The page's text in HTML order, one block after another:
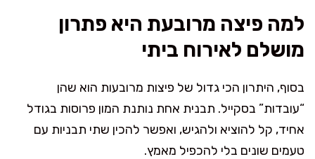
למה פיצה מרובעת היא פתרון
מושלם לאירוח ביתי
בסוף, היתרון הכי גדול של פיצות מרובעות הוא שהן
“עובדות” בסקייל. תבנית אחת נותנת המון פרוסות בגודל
אחיד, קל להוציא ולהגיש, ואפשר להכין שתי תבניות עם
טעמים שונים בלי להכפיל מאמץ.